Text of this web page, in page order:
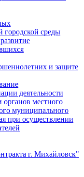
среды
и защите
деятельности
органов местного
муниципального
при осуществлении
г. Михайловск"